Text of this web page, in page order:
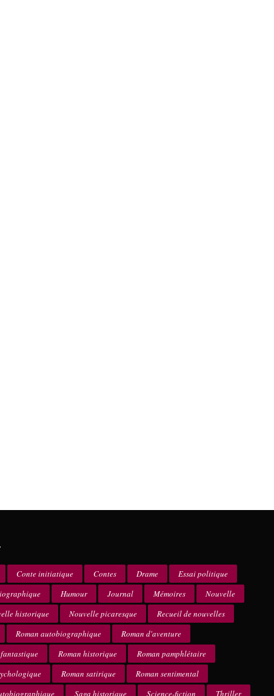
Conte initiatique Contes Drame
Essai politique
Humour Journal Mémoires
Nouvelle
historique Nouvelle picaresque
Recueil de nouvelles
Roman autobiographique
Roman d'aventure
Roman historique
Roman pamphlétaire
Roman satirique
Roman sentimental
Saga historique Science-fiction Thriller